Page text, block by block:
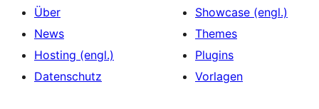
Über
News
Hosting (engl.)
Datenschutz
Showcase (engl.)
Themes
Plugins
Vorlagen